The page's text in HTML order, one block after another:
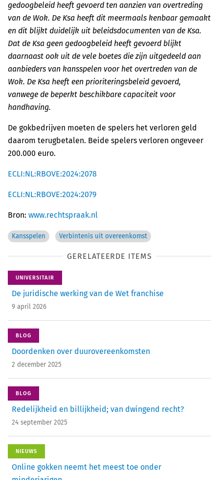
gedoogbeleid heeft gevoerd ten aanzien van overtreding
van de Wok. De Ksa heeft dit meermaals kenbaar gemaakt
en dit blijkt duidelijk uit beleidsdocumenten van de Ksa.
Dat de Ksa geen gedoogbeleid heeft gevoerd blijkt
daarnaast ook uit de vele boetes die zijn uitgedeeld aan
aanbieders van kansspelen voor het overtreden van de
Wok. De Ksa heeft een prioriteringsbeleid gevoerd,
vanwege de beperkt beschikbare capaciteit voor
handhaving.
De gokbedrijven moeten de spelers het verloren geld
daarom terugbetalen. Beide spelers verloren ongeveer
200.000 euro.
ECLI:NL:RBOVE:2024:2078
ECLI:NL:RBOVE:2024:2079
Bron: www.rechtspraak.nl
Kansspelen Verbintenis uit overeenkomst
GERELATEERDE ITEMS
UNIVERSITAIR
De juridische werking van de Wet franchise
9 april 2026
BLOG
Doordenken over duurovereenkomsten
2 december 2025
BLOG
Redelijkheid en billijkheid; van dwingend recht?
24 september 2025
NIEUWS
Online gokken neemt het meest toe onder